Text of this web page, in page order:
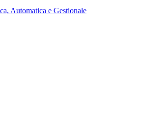
Automatica e Gestionale